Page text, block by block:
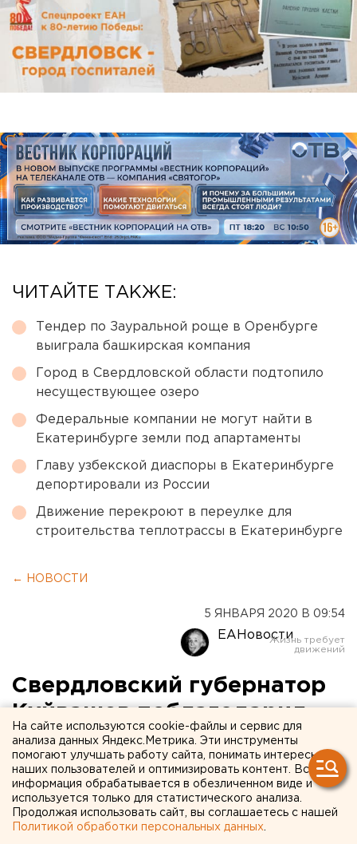
ЧИТАЙТЕ ТАКЖЕ:
Тендер по Зауральной роще в Оренбурге
выиграла башкирская компания
Город в Свердловской области подтопило
несуществующее озеро
Федеральные компании не могут найти в
Екатеринбурге земли под апартаменты
Главу узбекской диаспоры в Екатеринбурге
депортировали из России
Движение перекроют в переулке для
строительства теплотрассы в Екатеринбурге
← НОВОСТИ
5 ЯНВАРЯ 2020 В 09:54
ЕАНовости
Свердловский губернатор
Куйвашев поблагодарил
Путина за указ об
Универсиаде
На сайте используются cookie-файлы и сервис для
анализа данных Яндекс.Метрика. Эти инструменты
помогают улучшать работу сайта, понимать интересы
наших пользователей и оптимизировать контент. Вся
информация обрабатывается в обезличенном виде и
используется только для статистического анализа.
Продолжая использовать сайт, вы соглашаетесь с нашей
Политикой обработки персональных данных